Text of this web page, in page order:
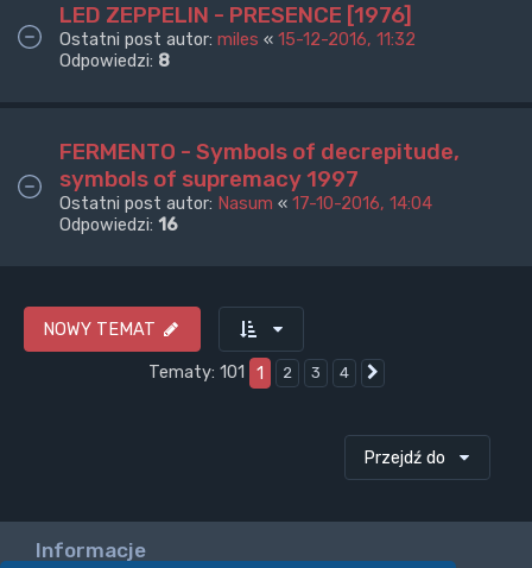
LED ZEPPELIN - PRESENCE [1976]
Ostatni post autor: miles « 15-12-2016, 11:32
Odpowiedzi: 8
FERMENTO - Symbols of decrepitude,
symbols of supremacy 1997
Ostatni post autor: Nasum « 17-10-2016, 14:04
Odpowiedzi: 16
NOWY TEMAT
Tematy: 101
1 2 3 4
Przejdź do
Informacje